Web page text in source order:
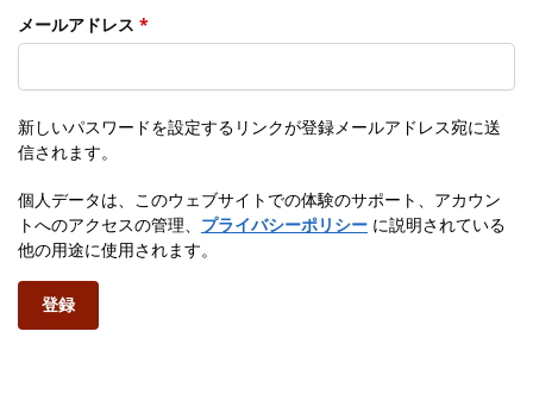
メールアドレス *
新しいパスワードを設定するリンクが登録メールアドレス宛に送
信されます。
個人データは、このウェブサイトでの体験のサポート、アカウン
トへのアクセスの管理、 プライバシーポリシー に説明されている
他の用途に使用されます。
登録